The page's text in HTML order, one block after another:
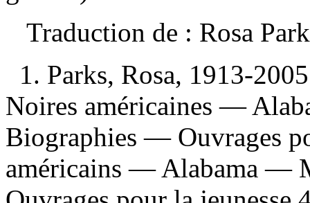
Traduction de : Rosa
1. Parks, Rosa, 1913-
Noires américaines —
Biographies — Ouvrages
américains — Alabama —